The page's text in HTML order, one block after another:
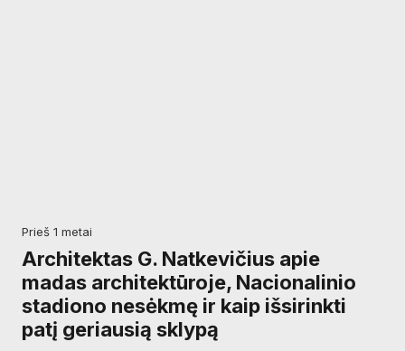
prieš 1 metai
Architektas G. Natkevičius apie
madas architektūroje, Nacionalinio
stadiono nesėkmę ir kaip išsirinkti
patį geriausią sklypą